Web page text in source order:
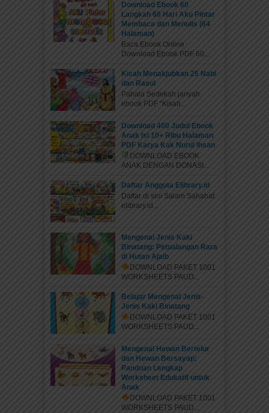
Download Ebook 60
Langkah 60 Hari Aku Pintar
Membaca dan Menulis (64
Halaman)
Baca Ebook Online
Download Ebook PDF 60...
Kisah Menakjubkan 25 Nabi
dan Rasul
Pahala Sedekah jariyah
ebook PDF “Kisah...
Download 400 Judul Ebook
Anak Isi 10+ Ribu Halaman
PDF Karya Kak Nurul Ihsan
DOWNLOAD EBOOK
ANAK DENGAN DONASI...
Daftar Anggota Elibrary.id
Daftar di sini Salam Sahabat
elibrary.id...
Mengenal Jenis Kaki
Binatang: Petualangan Rara
di Hutan Ajaib
DOWNLOAD PAKET 1001
WORKSHEETS PAUD...
Belajar Mengenal Jenis-
Jenis Kaki Binatang
DOWNLOAD PAKET 1001
WORKSHEETS PAUD...
Mengenal Hewan Bertelur
dan Hewan Bersayap:
Panduan Lengkap
Worksheet Edukatif untuk
Anak
DOWNLOAD PAKET 1001
WORKSHEETS PAUD...